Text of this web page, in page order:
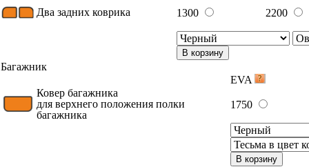
Два задних коврика 1300 2200
В корзину
Багажник
EVA
Ковер багажника
для верхнего положения полки
багажника
1750
В корзину